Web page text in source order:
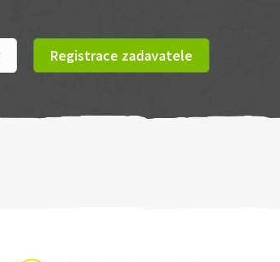
Registrace zadavatele